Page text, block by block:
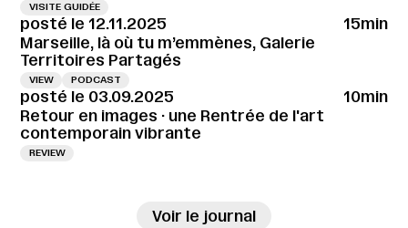
VISITE GUIDÉE
posté le 12.11.2025
15min
Marseille, là où tu m’emmènes, Galerie
Territoires Partagés
VIEW PODCAST
posté le 03.09.2025
10min
Retour en images · une Rentrée de l'art
contemporain vibrante
REVIEW
Voir le journal